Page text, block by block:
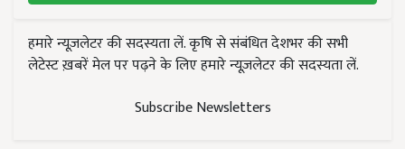
हमारे न्यूज़लेटर की सदस्यता लें. कृषि से संबंधित देशभर की सभी
लेटेस्ट ख़बरें मेल पर पढ़ने के लिए हमारे न्यूज़लेटर की सदस्यता लें.
Subscribe Newsletters